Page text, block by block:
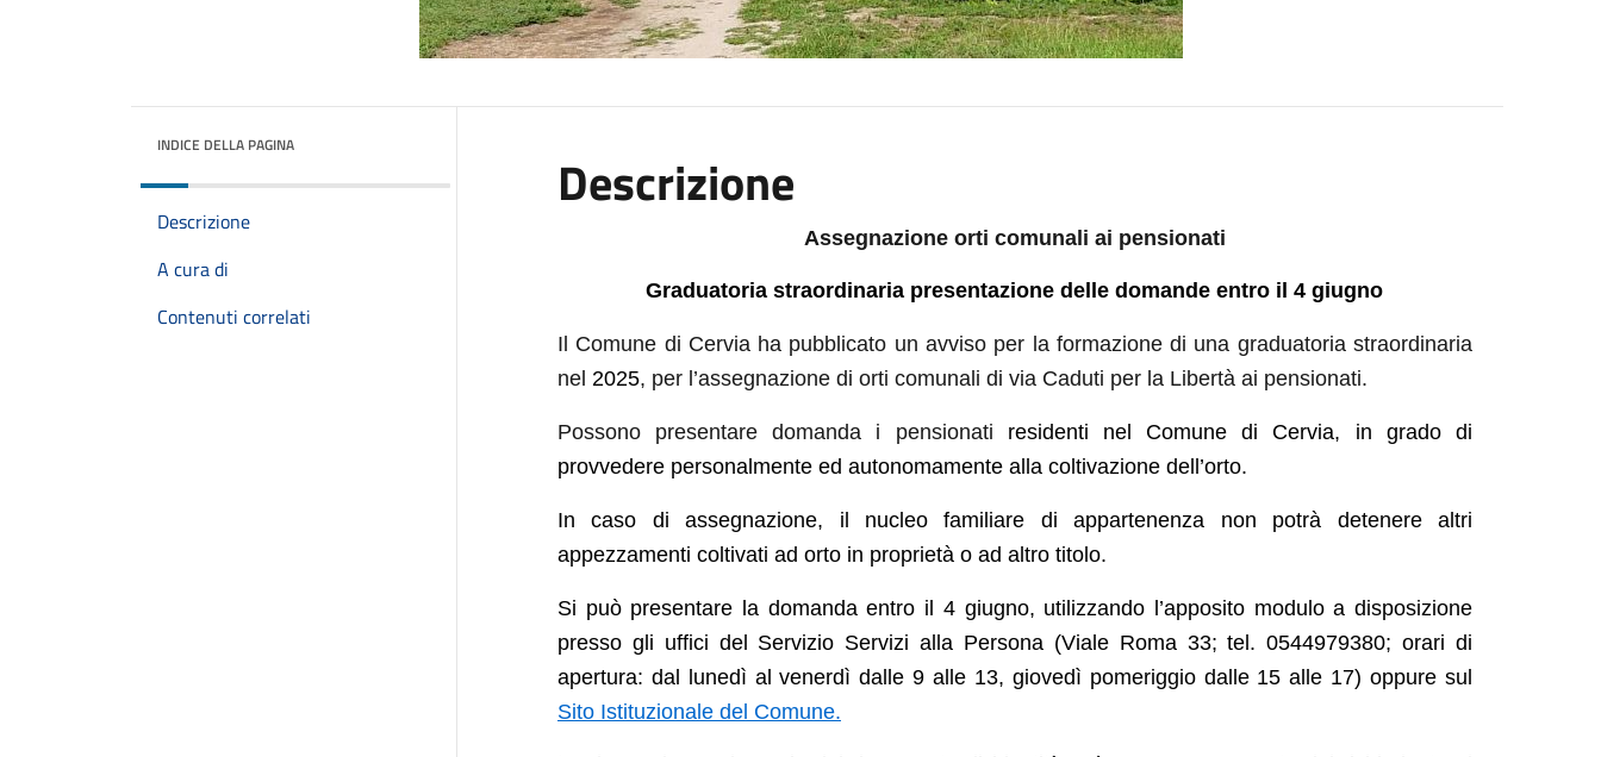
INDICE DELLA PAGINA
Descrizione
A cura di
Contenuti correlati
Descrizione
Assegnazione orti comunali ai pensionati
Graduatoria straordinaria presentazione delle domande entro il4 giugno
Il Comune di Cervia ha pubblicato un avviso per la formazione di una graduatoria straordinaria
nel 2025, per l’assegnazione di orti comunali di via Caduti per la Libertà ai pensionati.
Possono presentare domanda i pensionati residenti nel Comune di Cervia, in grado di
provvedere personalmente ed autonomamente al la coltivazione dell’orto.
In caso di assegnazione, il nucleo familiare di appartenenza non potrà detenere
altri
appezzamenti coltivati ad orto in proprietà o ad altro titolo.
Si può presentare la domanda entro il 4 giugno, utilizzando l’apposito modulo a disposizione
presso gli uffici del Servizio Servizi alla Persona (Viale Roma 33; tel. 0544979380; orari di
apertura: dal lunedì al venerdì dalle 9 alle 13, giovedì pomeriggio dalle 15 alle 17) oppure sul
Sito Istituzionale del Comune.